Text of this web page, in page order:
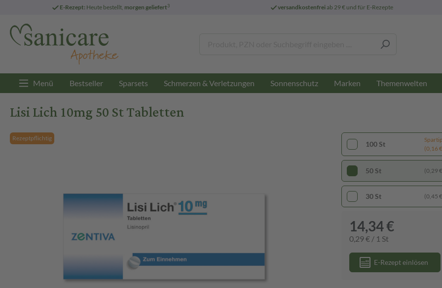
E-Rezept: Heute bestellt, morgen geliefert3 versandkostenfreiab 29 € und für E-Rezepte
Menü Bestseller Sparsets Schmerzen & Verletzungen Sonnenschutz Marken Themenwelten
Lisi Lich 10mg 50 St Tabletten
Rezeptpflichtig
100 St
(0,16
50 St (0,29
30 St (0,45
14,34 €
0,29 € / 1 St
E-Rezept einlösen